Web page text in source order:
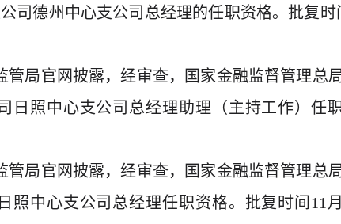
司德州中心支公司总经理的任职资格。批复时
局官网披露，经审查，国家金融监督管理总
日照中心支公司总经理助理（主持工作）任
局官网披露，经审查，国家金融监督管理总
照中心支公司总经理任职资格。批复时间11